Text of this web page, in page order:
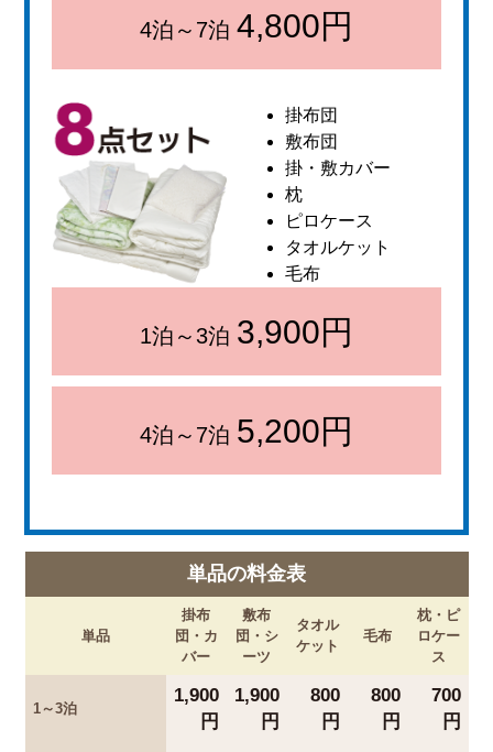
4泊～7泊 4,800円
掛布団
敷布団
掛・敷カバー
枕
ピロケース
タオルケット
毛布
1泊～3泊 3,900円
4泊～7泊 5,200円
単品の料金表
単品
掛布
団・カ
バー
敷布
団・シ
ーツ
タオル
ケット
毛布
枕・ピ
ロケー
ス
1～3泊
1,900
円
1,900
円
800
円
800
円
700
円